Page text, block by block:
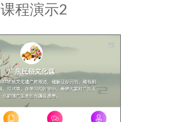
课程演示2